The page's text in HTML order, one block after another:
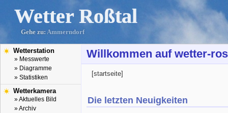
Wetter Roßtal
Gehe zu: Ammerndorf
Wetterstation
» Messwerte
» Diagramme
» Statistiken
Wetterkamera
» Aktuelles Bild
» Archiv
Willkommen auf wetter-
[startseite]
Die letzten Neuigkeiten